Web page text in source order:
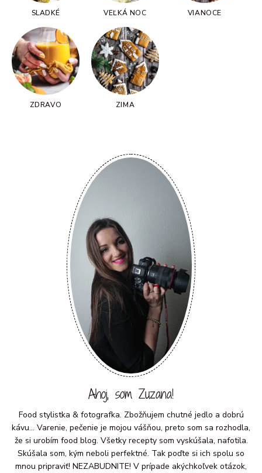
SLADKÉ VEĽKÁ NOC VIANOCE
ZDRAVO ZIMA
Ahoj, som Zuzana!
Food stylistka & fotografka. Zbožňujem chutné jedlo a dobrú
kávu... Varenie, pečenie je mojou vášňou, preto som sa rozhodla,
že si urobím food blog. Všetky recepty som vyskúšala, nafotila.
Skúšala som, kým neboli perfektné. Tak poďte si ich spolu so
mnou pripraviť! NEZABUDNITE! V prípade akýchkoľvek otázok,